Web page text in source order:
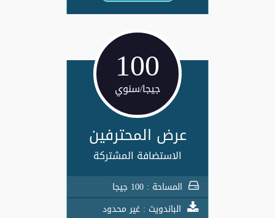
100
جيجا/سنوي
عرض المحترفين
الاستضافة المشتركة
المساحة : 100 جيجا
الباندويث : غير محدود